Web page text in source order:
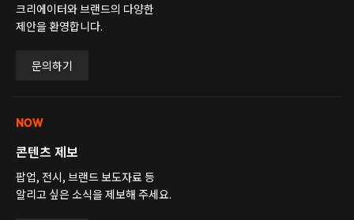
크리에이터와 브랜드의 다양한
제안을 환영합니다.
문의하기
NOW
콘텐츠 제보
팝업, 전시, 브랜드 보도자료 등
알리고 싶은 소식을 제보해 주세요.